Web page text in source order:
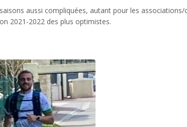
aussi compliquées, autant pour les
2021-2022 des plus optimistes.